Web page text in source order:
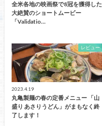
全米各地の映画祭で8冠を獲得した
大絶賛のショートムービー
「Validatio…
レビュー
2023.4.19
丸亀製麺の春の定番メニュー 「山
盛り あさりうどん」がまもなく終
了します！